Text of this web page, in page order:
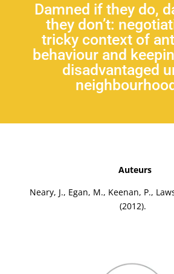
Damned if they do,
they don’t:
tricky context of
behaviour and
disadvantaged
Auteurs
Neary, J., Egan, M., Keenan, P.,
(2012).